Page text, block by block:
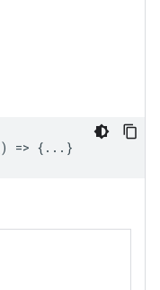
) => {...}